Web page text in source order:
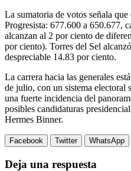
La sumatoria de votos señala
Progresista: 677.600 a 650.677,
alcanzan al 2 por ciento de
por ciento). Torres del Sel
despreciable 14.83 por ciento.
La carrera hacia las generales
de julio, con un sistema electoral
una fuerte incidencia del
posibles candidaturas
Hermes Binner.
Facebook Twitter WhatsApp
Deja una respuesta